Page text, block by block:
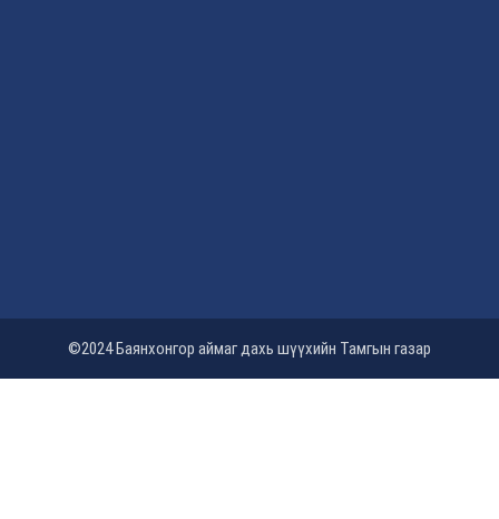
©2024 Баянхонгор аймаг дахь шүүхийн Тамгын газар